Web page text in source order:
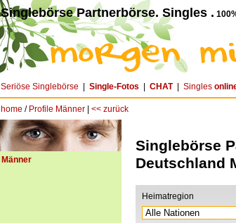
Singlebörse Partnerbörse. Singles .
Seriöse Singlebörse Single-Fotos CHAT| Singles
home / Profile Männer << zurück
Männer
Singlebörse
Deutschland
Heimatregion